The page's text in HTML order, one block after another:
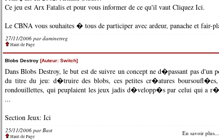
Ce jeu est Arx Fatalis et pour vous informer de ce qu'il vaut Cliquez Ici.
Le CBNA vous souhaites � tous de participer avec ardeur, panache et fair-
27/11/2006 pardaminetreg
Haut de Page
Blobs Destroy [Auteur: Switch]
Dans Blobs Destroy, le but est de suivre un concept ne d�passant pas d'un
du titre du jeu: d�truire des blobs, ces petites cr�atures boursoufl�es,
rondouillettes, qui peuplaient les jeux jadis d�velopp�s par celui qui a
...
Section Jeux: Ici
25/11/2006 parBast
Haut de Page En savoir plus...